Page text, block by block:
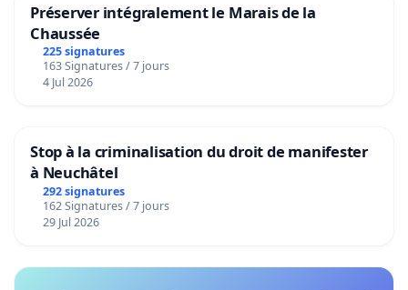
Préserver intégralement le Marais de la
Chaussée
225 signatures
163 Signatures / 7 jours
4 Jul 2026
Stop à la criminalisation du droit de manifester
à Neuchâtel
292 signatures
162 Signatures / 7 jours
29 Jul 2026